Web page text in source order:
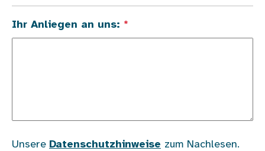
Ihr Anliegen an uns:
Unsere Datenschutzhinweise zum Nachlesen.